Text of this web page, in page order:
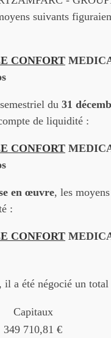
suivants
CONFORT
du 31
de liquidité :
CONFORT
en œuvre, les
:
CONFORT
il a été négocié un
Capitaux
349 710,81 €